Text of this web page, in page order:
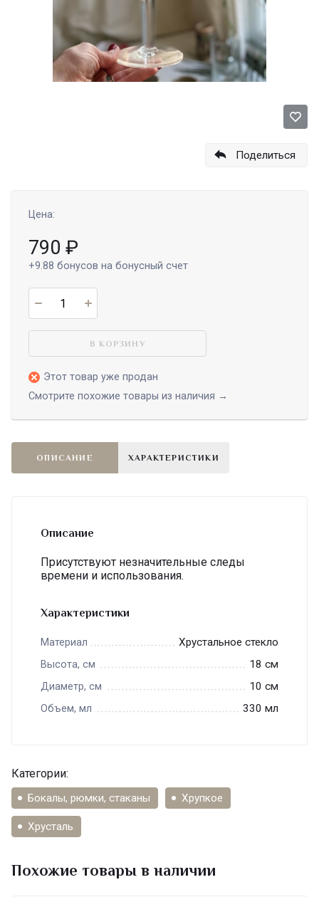
Поделиться
Цена:
790 ₽
+9.88 бонусов на бонусный счет
В КОРЗИНУ
Этот товар уже продан
Смотрите похожие товары из наличия →
ОПИСАНИЕ ХАРАКТЕРИСТИКИ
Описание
Присутствуют незначительные следы
времени и использования.
Характеристики
Материал Хрустальное стекло
Высота, см 18 см
Диаметр, см 10 см
Объем, мл 330 мл
Категории:
Бокалы, рюмки, стаканы Хрупкое
Хрусталь
Похожие товары в наличии